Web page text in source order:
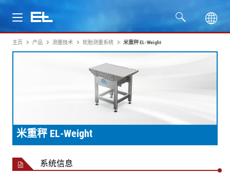
产品
公司
主页 产品 测量技术 轮胎测量系统 米重秤 EL-Weight
米重秤 EL-Weight
系统信息